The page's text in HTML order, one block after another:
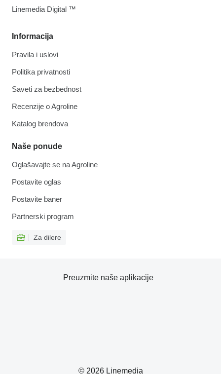
Informacija
Pravila i uslovi
Politika privatnosti
Saveti za bezbednost
Recenzije o Agroline
Katalog brendova
Naše ponude
Oglašavajte se na Agroline
Postavite oglas
Postavite baner
Partnerski program
Za dilere
Linemedia Digital ™
© 2026 Linemedia
Preuzmite naše aplikacije